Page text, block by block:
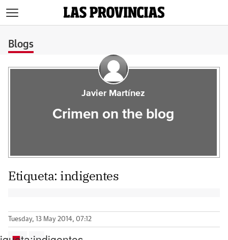
Blogs
Javier Martínez
Crimen on the blog
Etiqueta: indigentes
Tuesday, 13 May 2014, 07:12